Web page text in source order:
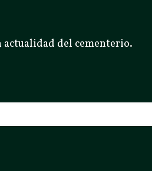
actualidad del cementerio.